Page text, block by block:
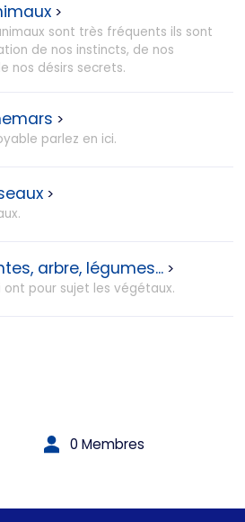
>
sont très fréquents ils sont
de nos instincts, de nos
nos désirs secrets.
>
parlez en ici.
>
arbre, légumes... >
ont pour sujet les végétaux.
0 Membres